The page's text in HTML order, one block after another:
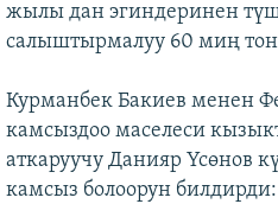
жылы дан эгиндеринен
салыштырмалуу 60 миң
Курманбек Бакиев менен
камсыздоо маселеси
аткаруучу Данияр Үсөнов
камсыз болоорун билдирди: